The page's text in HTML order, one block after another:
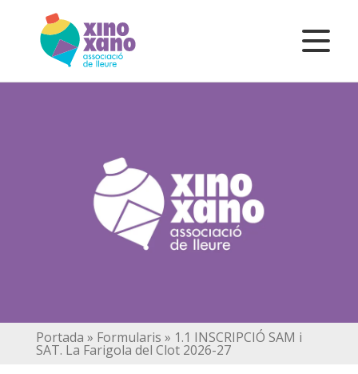
Portada » Formularis » 1.1 INSCRIPCIÓ SAM i
SAT. La Farigola del Clot 2026-27